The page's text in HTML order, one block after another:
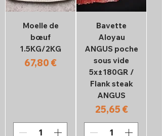
Moelle de
bœuf
1.5KG/2KG
Prix
67,80 €
Bavette
Aloyau
ANGUS poche
sous vide
5x±180GR /
Flank steak
ANGUS
Prix
25,65 €